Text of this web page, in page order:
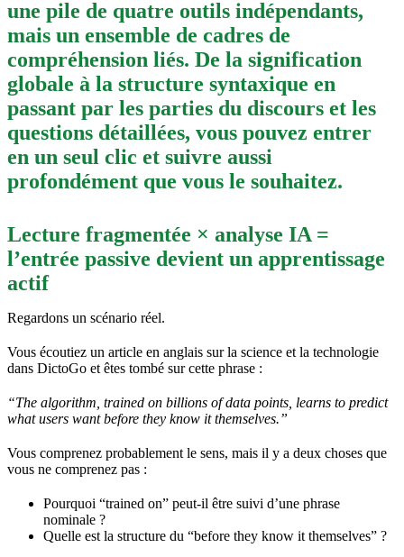
une pile de quatre outils indépendants,
mais un ensemble de cadres de
compréhension liés. De la signification
globale à la structure syntaxique en
passant par les parties du discours et les
questions détaillées, vous pouvez entrer
en un seul clic et suivre aussi
profondément que vous le souhaitez.
Lecture fragmentée × analyse IA =
l’entrée passive devient un apprentissage
actif
Regardons un scénario réel.
Vous écoutiez un article en anglais sur la science et la technologie
dans DictoGo et êtes tombé sur cette phrase :
“The algorithm, trained on billions of data points, learns to predict
what users want before they know it themselves.”
Vous comprenez probablement le sens, mais il y a deux choses que
vous ne comprenez pas :
Pourquoi “trained on” peut-il être suivi d’une phrase
nominale ?
Quelle est la structure du “before they know it themselves” ?